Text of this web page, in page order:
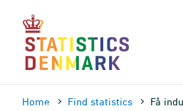
content
Home Find statistics Få